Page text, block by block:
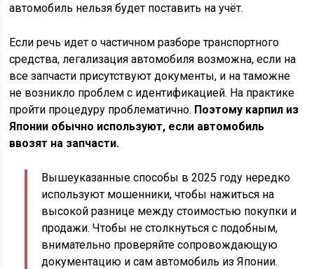
автомобиль нельзя будет поставить на учёт.
Если речь идет о частичном разборе транспортного
средства, легализация автомобиля возможна, если на
все запчасти присутствуют документы, и на таможне
не возникло проблем с идентификацией. На практике
пройти процедуру проблематично. Поэтому карпил из
Японии обычно используют, если автомобиль
ввозят на запчасти.
Вышеуказанные способы в 2025 году нередко
используют мошенники, чтобы нажиться на
высокой разнице между стоимостью покупки и
продажи. Чтобы не столкнуться с подобным,
внимательно проверяйте сопровождающую
документацию и сам автомобиль из Японии.